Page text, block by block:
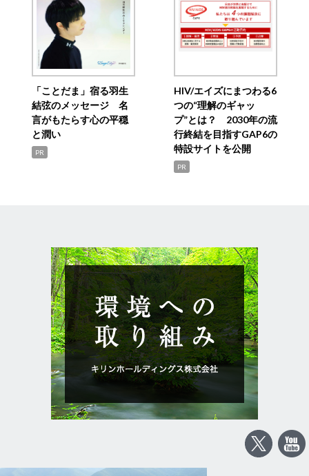
「ことだま」宿る羽生
結弦のメッセージ 名
言がもたらす心の平穏
と潤い
PR
HIV/エイズにまつわる6
つの“理解のギャッ
プ”とは？ 2030年の流
行終結を目指すGAP6の
特設サイトを公開
PR